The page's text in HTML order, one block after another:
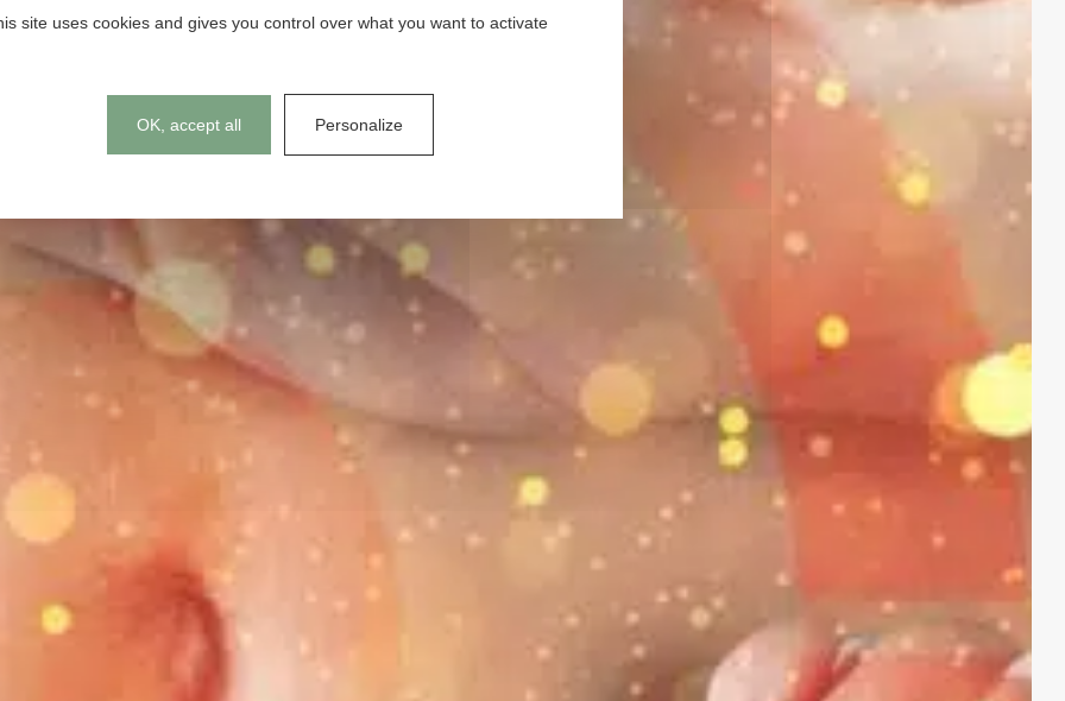
site uses cookies and gives you control over what you want to activate
OK, accept all Personalize